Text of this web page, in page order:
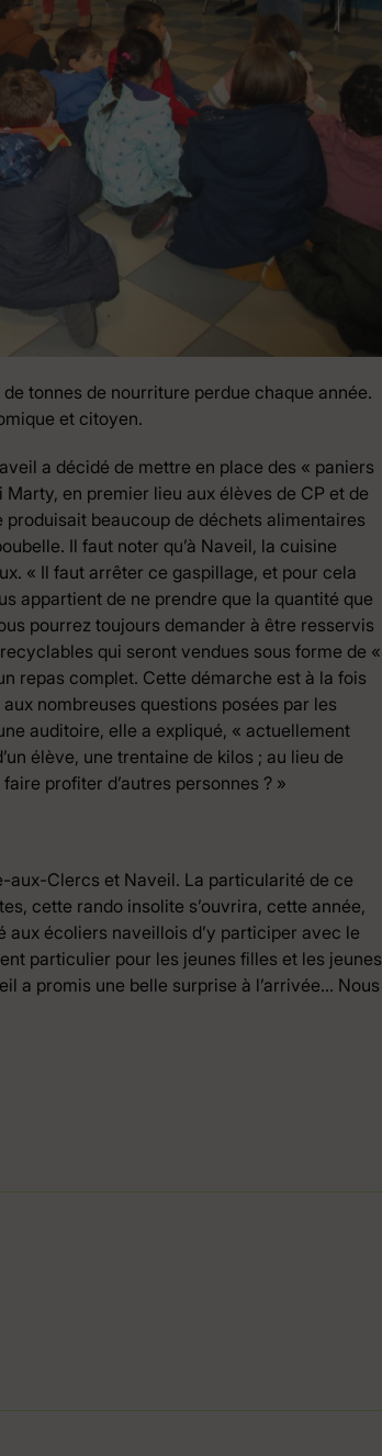
tonnes de nourriture perdue chaque année.
et citoyen.
a décidé de mettre en place des « paniers
en premier lieu aux élèves de CP et de
produisait beaucoup de déchets alimentaires
Il faut noter qu’à Naveil, la cuisine
« Il faut arrêter ce gaspillage, et pour cela
appartient de ne prendre que la quantité que
pourrez toujours demander à être resservis
qui seront vendues sous forme de «
repas complet. Cette démarche est à la fois
nombreuses questions posées par les
auditoire, elle a expliqué, « actuellement
élève, une trentaine de kilos ; au lieu de
profiter d’autres personnes ? »
aux-Clercs et Naveil. La particularité de ce
cette rando insolite s’ouvrira, cette année,
écoliers naveillois d’y participer avec le
particulier pour les jeunes filles et les jeunes
a promis une belle surprise à l’arrivée… Nous